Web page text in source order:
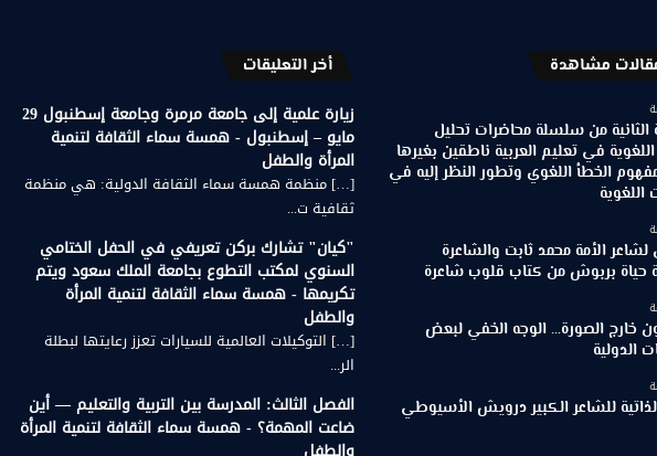
مشاهدة
الثانية من سلسلة محاضرات تحليل
في تعليم العربية ناطقين بغيرها
الخطأ اللغوي وتطور النظر إليه في
اللغوية
لشاعر الأمة محمد ثابت والشاعرة
حياة بربوش من كتاب قلوب شاعرة
خارج الصورة… الوجه الخفي لبعض
الدولية
للشاعر الكبير درويش الأسيوطي
أخر التعليقات
زيارة علمية إلى جامعة مرمرة وجامعة إسطنبول 29
مايو – إسطنبول - همسة سماء الثقافة لتنمية
المرأة والطفل
[…] منظمة همسة سماء الثقافة الدولية: هي منظمة
ثقافية ت...
"كيان" تشارك بركن تعريفي في الحفل الختامي
السنوي لمكتب التطوع بجامعة الملك سعود ويتم
تكريمها - همسة سماء الثقافة لتنمية المرأة
والطفل
[…] التوكيلات العالمية للسيارات تعزز رعايتها لبطلة
الر...
الفصل الثالث: المدرسة بين التربية والتعليم — أين
ضاعت المهمة؟ - همسة سماء الثقافة لتنمية المرأة